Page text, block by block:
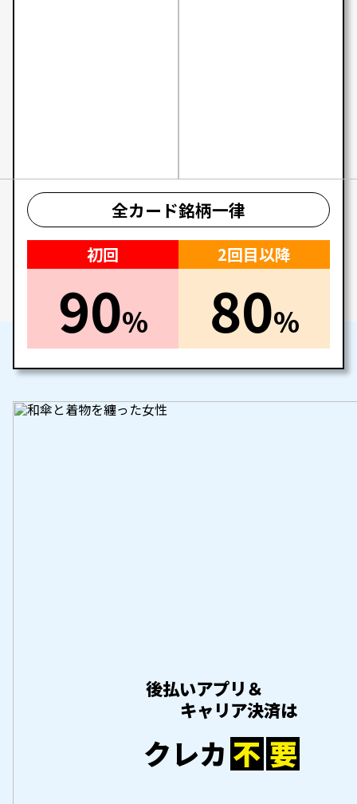
全カード銘柄一律
初回
90%
2回目以降
80%
後払いアプリ＆
キャリア決済は
クレカ 不 要